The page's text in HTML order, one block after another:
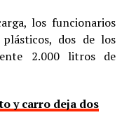
los funcionarios
dos de los
2.000 litros de
y carro deja dos